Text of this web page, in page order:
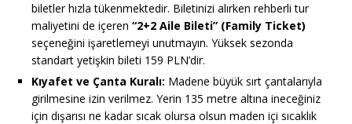
biletler hızla tükenmektedir. Biletinizi alırken rehberli tur
maliyetini de içeren “2+2 Aile Bileti” (Family Ticket)
seçeneğini işaretlemeyi unutmayın. Yüksek sezonda
standart yetişkin bileti 159 PLN’dir.
Kıyafet ve Çanta Kuralı: Madene büyük sırt çantalarıyla
girilmesine izin verilmez. Yerin 135 metre altına ineceğiniz
için dışarısı ne kadar sıcak olursa olsun maden içi sıcaklık